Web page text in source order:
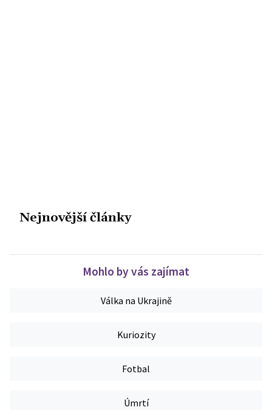
Nejnovější články
Mohlo by vás zajímat
Válka na Ukrajině
Kuriozity
Fotbal
Úmrtí